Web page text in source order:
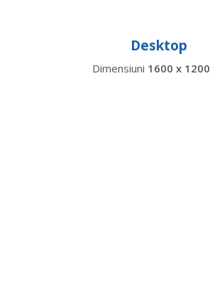
Desktop
Dimensiuni 1600 x 1200